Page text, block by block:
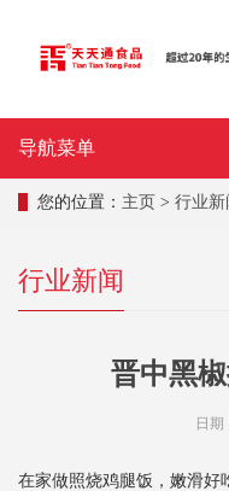
导航菜单
您的位置： 主页 > 行业新
行业新闻
晋中黑
日期
在家做照烧鸡腿饭，嫩滑好